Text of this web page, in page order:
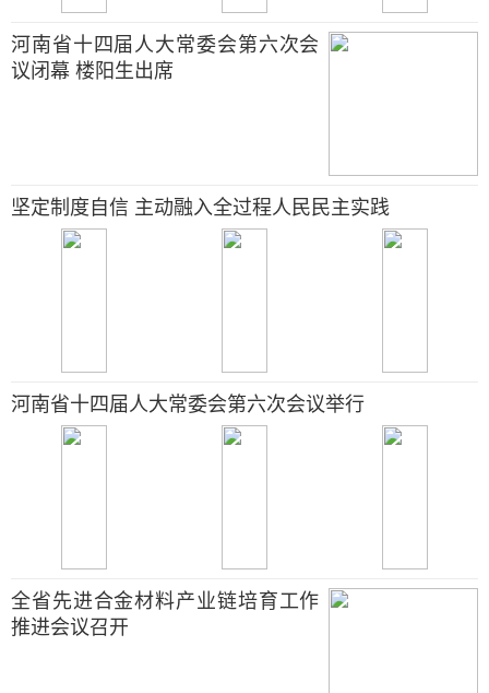
河南省十四届人大常委会第六次会
议闭幕 楼阳生出席
坚定制度自信 主动融入全过程人民民主实践
河南省十四届人大常委会第六次会议举行
全省先进合金材料产业链培育工作
推进会议召开